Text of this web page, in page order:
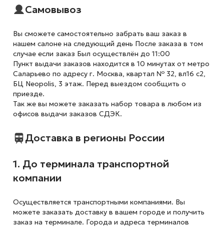
Самовывоз
Вы сможете самостоятельно забрать ваш заказ в
нашем салоне на следующий день После заказа в том
случае если заказ Был осуществлён до 11:00
Пункт выдачи заказов находится в 10 минутах от метро
Саларьево по адресу г. Москва, квартал № 32, вл16 с2,
БЦ Neopolis, 3 этаж. Перед выездом сообщить о
приезде.
Так же вы можете заказать набор товара в любом из
офисов выдачи заказов СДЭК.
Доставка в регионы России
1. До терминала транспортной
компании
Осуществляется транспортными компаниями. Вы
можете заказать доставку в вашем городе и получить
заказ на терминале. Города и адреса терминалов